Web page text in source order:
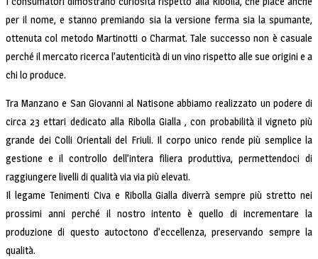
per il nome, e stanno premiando sia la versione ferma sia la spumante,
ottenuta col metodo Martinotti o Charmat. Tale successo non è casuale
perché il mercato ricerca l’autenticità di un vino rispetto alle sue origini e a
chi lo produce.
Tra Manzano e San Giovanni al Natisone abbiamo realizzato un podere di
circa 23 ettari dedicato alla Ribolla Gialla , con probabilità il vigneto più
grande dei Colli Orientali del Friuli. Il corpo unico rende più semplice la
gestione e il controllo dell’intera filiera produttiva, permettendoci di
raggiungere livelli di qualità via via più elevati.
Il legame Tenimenti Civa e Ribolla Gialla diverrà sempre più stretto nei
prossimi anni perché il nostro intento è quello di incrementare la
produzione di questo autoctono d’eccellenza, preservando sempre la
qualità.